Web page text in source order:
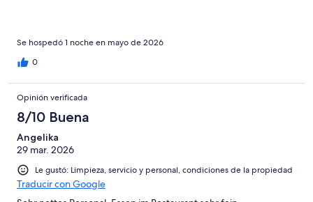
Se hospedó 1 noche en mayo de 2026
0
Opinión verificada
8/10 Buena
Angelika
29 mar. 2026
Le gustó: Limpieza, servicio y personal, condiciones de la propiedad
Traducir con Google